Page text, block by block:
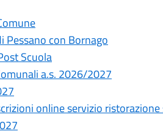
Pessano con Bornago
Scuola
a.s. 2026/2027
online servizio ristorazione